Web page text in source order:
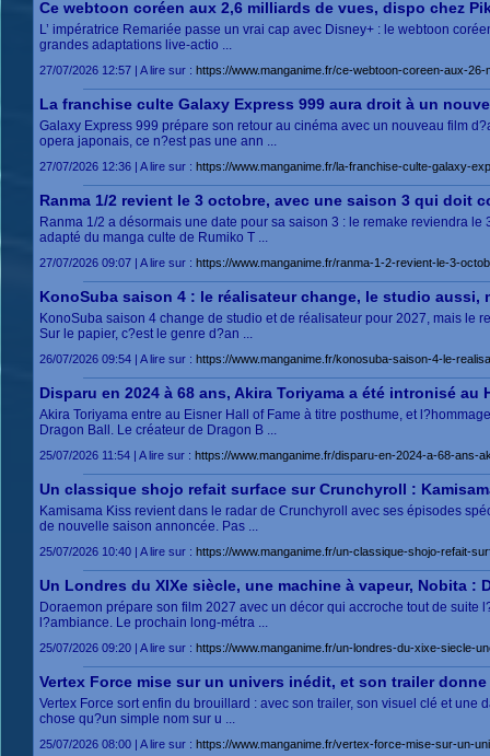
Ce webtoon coréen aux 2,6 milliards de vues, dispo chez
L’ impératrice Remariée passe un vrai cap avec Disney+ : le webtoon
grandes adaptations live-actio ...
27/07/2026 12:57 | A lire sur : https://www.manganime.fr/ce-webtoon-coreen-aux-
La franchise culte Galaxy Express 999 aura droit à un
Galaxy Express 999 prépare son retour au cinéma avec un nouveau film
opera japonais, ce n?est pas une ann ...
27/07/2026 12:36 | A lire sur : https://www.manganime.fr/la-franchise-culte-galaxy-
Ranma 1/2 revient le 3 octobre, avec une saison 3 qui doit
Ranma 1/2 a désormais une date pour sa saison 3 : le remake reviendra
adapté du manga culte de Rumiko T ...
27/07/2026 09:07 | A lire sur : https://www.manganime.fr/ranma-1-2-revient-le-3-
KonoSuba saison 4 : le réalisateur change, le studio
KonoSuba saison 4 change de studio et de réalisateur pour 2027, mais le
Sur le papier, c?est le genre d?an ...
26/07/2026 09:54 | A lire sur : https://www.manganime.fr/konosuba-saison-4-le-
Disparu en 2024 à 68 ans, Akira Toriyama a été intronisé
Akira Toriyama entre au Eisner Hall of Fame à titre posthume, et
Dragon Ball. Le créateur de Dragon B ...
25/07/2026 11:54 | A lire sur : https://www.manganime.fr/disparu-en-2024-a-68-ans-
Un classique shojo refait surface sur Crunchyroll :
Kamisama Kiss revient dans le radar de Crunchyroll avec ses épisodes
de nouvelle saison annoncée. Pas ...
25/07/2026 10:40 | A lire sur : https://www.manganime.fr/un-classique-shojo-refait-
Un Londres du XIXe siècle, une machine à vapeur, Nobita
Doraemon prépare son film 2027 avec un décor qui accroche tout de
l?ambiance. Le prochain long-métra ...
25/07/2026 09:20 | A lire sur : https://www.manganime.fr/un-londres-du-xixe-siecle-
Vertex Force mise sur un univers inédit, et son trailer
Vertex Force sort enfin du brouillard : avec son trailer, son visuel clé et
chose qu?un simple nom sur u ...
25/07/2026 08:00 | A lire sur : https://www.manganime.fr/vertex-force-mise-sur-un-